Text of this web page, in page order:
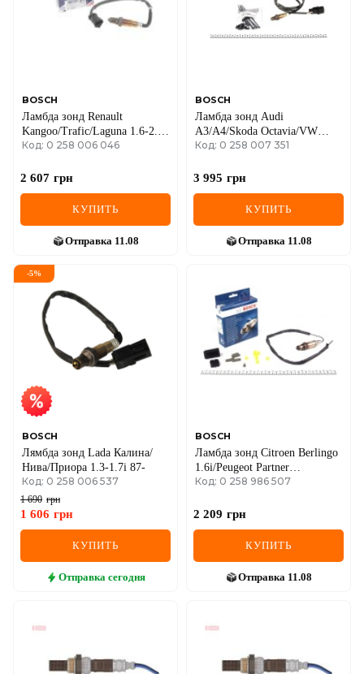
FORD
GMC
GREAT WALL
HAVAL
INFINITI
IVECO
JAGUAR
JEEP
LANCIA
LAND ROVER
LEXUS
LINCOLN
MERCEDES-BENZ
MG
BOSCH
Ламбда зонд Renault
Kangoo/Trafic/Laguna 1.6-2.0
16V 01-
Код: 0 258 006 046
2 607 грн
КУПИТЬ
Отправка 11.08
BOSCH
Ламбда зонд Audi
A3/A4/Skoda Octavia/VW
Bora/Golf/Beetle 1.6-1.8 99-
Код: 0 258 007 351
3 995 грн
КУПИТЬ
Отправка 11.08
-5%
BOSCH
Лямбда зонд Lada Калина/
Нива/Приора 1.3-1.7i 87-
Код: 0 258 006 537
1 690 грн
1 606 грн
КУПИТЬ
Отправка сегодня
BOSCH
Ламбда зонд Citroen Berlingo
1.6i/Peugeot Partner
1.4i/Renault Kangoo 1.2
Код: 0 258 986 507
2 209 грн
КУПИТЬ
Отправка 11.08